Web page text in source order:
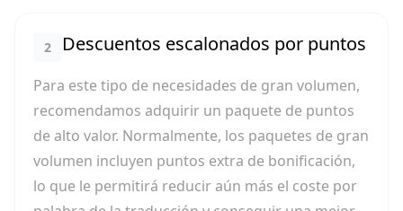
2 Descuentos escalonados por puntos
Para este tipo de necesidades de gran volumen,
recomendamos adquirir un paquete de puntos
de alto valor. Normalmente, los paquetes de gran
volumen incluyen puntos extra de bonificación,
lo que le permitirá reducir aún más el coste por